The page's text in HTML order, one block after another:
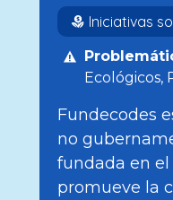
Iniciativas
Ecológicos
Fundecodes
no
fundada en
promueve la